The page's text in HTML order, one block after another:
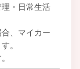
・日常生活
、マイカー
。